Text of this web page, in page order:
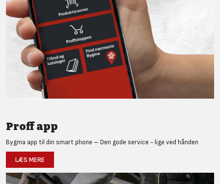
Proff app
Bygma app til din smart phone – Den gode service - lige ved hånden
LÆS MERE